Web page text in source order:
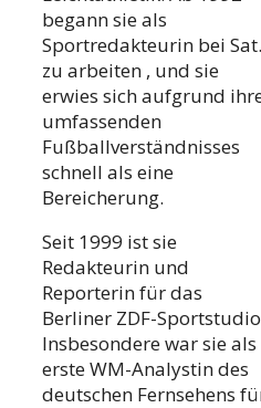
begann sie als
Sportredakteurin bei
zu arbeiten , und sie
erwies sich aufgrund
umfassenden
Fußballverständnisses
schnell als eine
Bereicherung.
Seit 1999 ist sie
Redakteurin und
Reporterin für das
Berliner ZDF-
Insbesondere war sie als
erste WM-Analystin des
deutschen Fernsehens